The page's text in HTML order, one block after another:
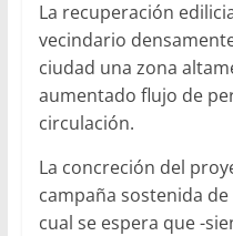
La recuperación
vecindario
ciudad una zona
aumentado flujo de
circulación.
La concreción del
campaña sostenida
cual se espera que -